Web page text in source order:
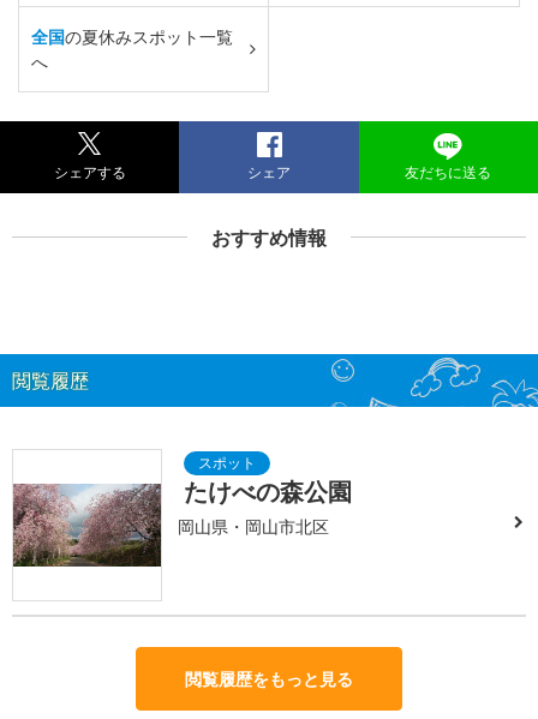
全国の夏休みスポット一覧
へ
シェアする シェア 友だちに送る
おすすめ情報
閲覧履歴
たけべの森公園
岡山県・岡山市北区
閲覧履歴をもっと見る